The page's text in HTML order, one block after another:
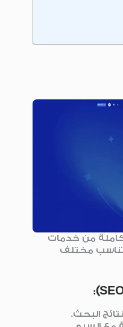
من خدمات
مختلف
:
البحث.